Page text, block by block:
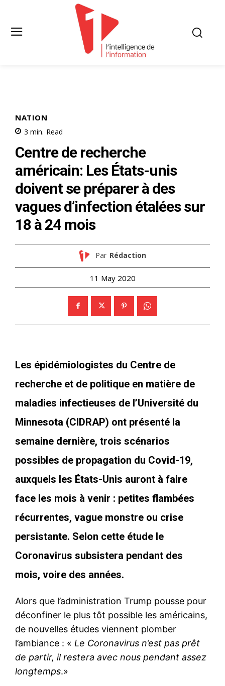
NATION
3 min. Read
Centre de recherche
américain: Les États-unis
doivent se préparer à des
vagues d’infection étalées sur
18 à 24 mois
Par Rédaction
11 May 2020
Les épidémiologistes du Centre de
recherche et de politique en matière de
maladies infectieuses de l’Université du
Minnesota (CIDRAP) ont présenté la
semaine dernière, trois scénarios
possibles de propagation du Covid-19,
auxquels les États-Unis auront à faire
face les mois à venir : petites flambées
récurrentes, vague monstre ou crise
persistante. Selon cette étude le
Coronavirus subsistera pendant des
mois, voire des années.
Alors que l’administration Trump pousse pour
déconfiner le plus tôt possible les américains,
de nouvelles études viennent plomber
l’ambiance : « Le Coronavirus n’est pas prêt
de partir, il restera avec nous pendant assez
longtemps.»